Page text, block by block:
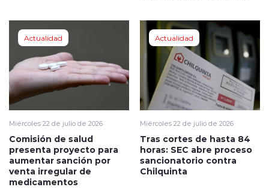
Actualidad
Miércoles 22 de julio de 2026
Comisión de salud
presenta proyecto para
aumentar sanción por
venta irregular de
medicamentos
Actualidad
Miércoles 22 de julio de 2026
Tras cortes de hasta 84
horas: SEC abre proceso
sancionatorio contra
Chilquinta